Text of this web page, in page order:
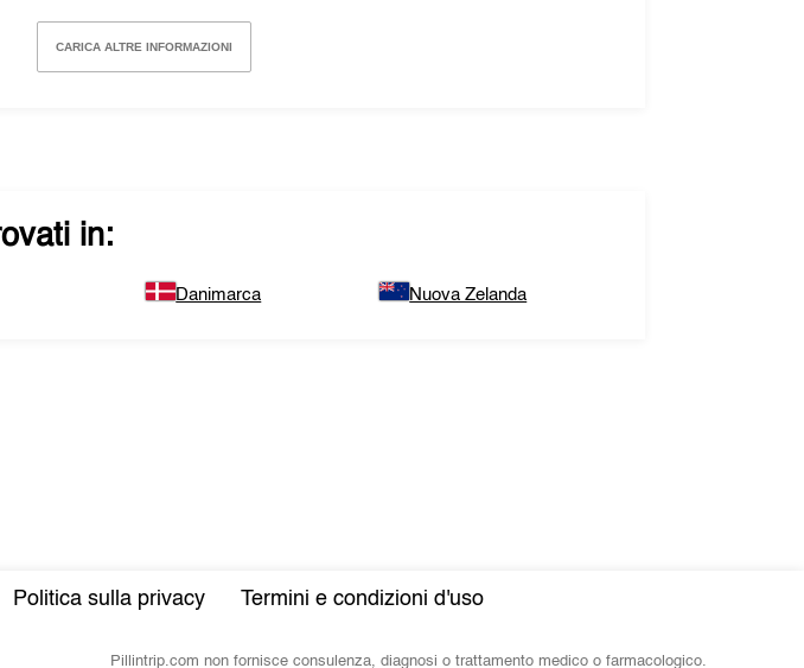
CARICA ALTRE INFORMAZIONI
in:
Danimarca Nuova Zelanda
Politica sulla privacy Termini e condizioni d'uso
Pillintrip.com non fornisce consulenza, diagnosi o trattamento medico o farmacologico.